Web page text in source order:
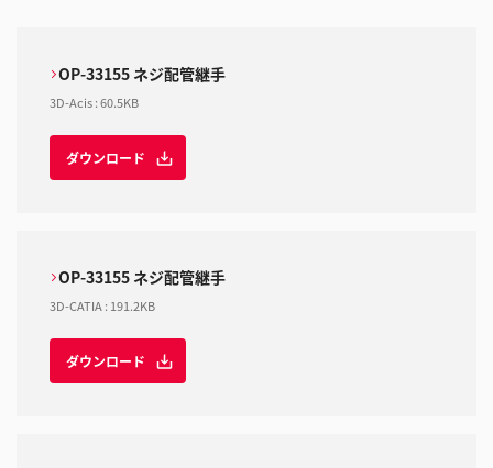
OP-33155 ネジ配管継手
3D-Acis:60.5KB
ダウンロード
OP-33155 ネジ配管継手
3D-CATIA : 191.2KB
ダウンロード